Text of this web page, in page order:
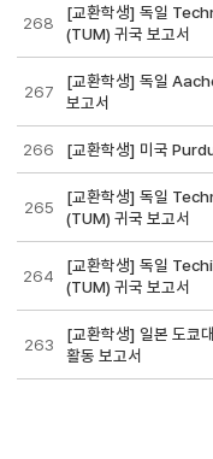
268
[교환학생] 독일
(TUM) 귀국 보고서
267
[교환학생] 독일
보고서
266 [교환학생] 미국
265
[교환학생] 독일
(TUM) 귀국 보고서
264
[교환학생] 독일
(TUM) 귀국 보고서
263
[교환학생] 일본 도
활동 보고서